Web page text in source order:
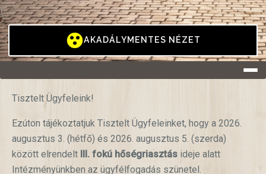
AKADÁLYMENTES NÉZET
Tisztelt Ügyfeleink!
Ezúton tájékoztatjuk Tisztelt Ügyfeleinket, hogy a 2026.
augusztus 3. (hétfő) és 2026. augusztus 5. (szerda)
között elrendelt III. fokú hőségriasztás ideje alatt
Intézményünkben az ügyfélfogadás szünetel.